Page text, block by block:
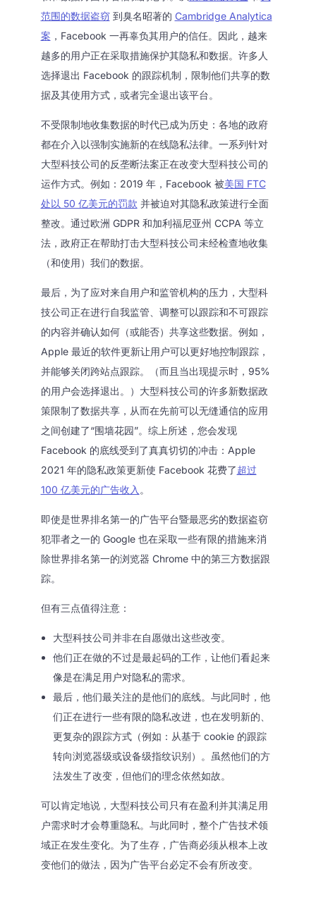
范围的数据盗窃到臭名昭著的 Cambridge Analytica
案 ，Facebook 一再辜负其用户的信任。因此，越来
越多的用户正在采取措施保护其隐私和数据。许多人
选择退出 Facebook 的跟踪机制，限制他们共享的数
据及其使用方式，或者完全退出该平台。
不受限制地收集数据的时代已成为历史：各地的政府
都在介入以强制实施新的在线隐私法律。一系列针对
大型科技公司的反垄断法案正在改变大型科技公司的
运作方式。例如：2019 年，Facebook 被美国 FTC
处以 50 亿美元的罚款 并被迫对其隐私政策进行全面
整改。通过欧洲 GDPR 和加利福尼亚州 CCPA 等立
法，政府正在帮助打击大型科技公司未经检查地收集
（和使用）我们的数据。
最后，为了应对来自用户和监管机构的压力，大型科
技公司正在进行自我监管、调整可以跟踪和不可跟踪
的内容并确认如何（或能否）共享这些数据。例如，
Apple 最近的软件更新让用户可以更好地控制跟踪，
并能够关闭跨站点跟踪。（而且当出现提示时，95%
的用户会选择退出。）大型科技公司的许多新数据政
策限制了数据共享，从而在先前可以无缝通信的应用
之间创建了“围墙花园”。综上所述，您会发现
Facebook 的底线受到了真真切切的冲击：Apple
2021 年的隐私政策更新使 Facebook 花费了超过
100 亿美元的广告收入 。
即使是世界排名第一的广告平台暨最恶劣的数据盗窃
犯罪者之一的 Google 也在采取一些有限的措施来消
除世界排名第一的浏览器 Chrome 中的第三方数据跟
踪。
但有三点值得注意：
大型科技公司并非在自愿做出这些改变。
他们正在做的不过是最起码的工作，让他们看起来
像是在满足用户对隐私的需求。
最后，他们最关注的是他们的底线。与此同时，他
们正在进行一些有限的隐私改进，也在发明新的、
更复杂的跟踪方式（例如：从基于 cookie 的跟踪
转向浏览器级或设备级指纹识别）。虽然他们的方
法发生了改变，但他们的理念依然如故。
可以肯定地说，大型科技公司只有在盈利并其满足用
户需求时才会尊重隐私。与此同时，整个广告技术领
域正在发生变化。为了生存，广告商必须从根本上改
变他们的做法，因为广告平台必定不会有所改变。